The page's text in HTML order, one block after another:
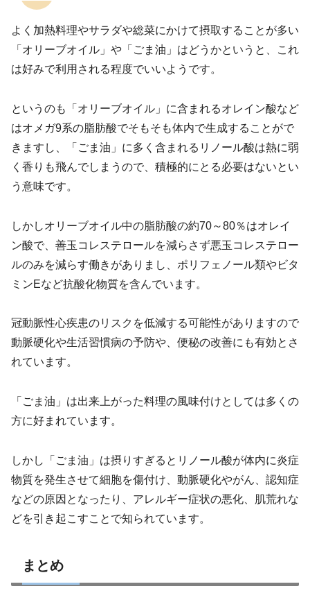
よく加熱料理やサラダや総菜にかけて摂取することが多い
「オリーブオイル」や「ごま油」はどうかというと、これ
は好みで利用される程度でいいようです。
というのも「オリーブオイル」に含まれるオレイン酸など
はオメガ9系の脂肪酸でそもそも体内で生成することがで
きますし、「ごま油」に多く含まれるリノール酸は熱に弱
く香りも飛んでしまうので、積極的にとる必要はないとい
う意味です。
しかしオリーブオイル中の脂肪酸の約70～80％はオレイ
ン酸で、善玉コレステロールを減らさず悪玉コレステロー
ルのみを減らす働きがありまし、ポリフェノール類やビタ
ミンEなど抗酸化物質を含んでいます。
冠動脈性心疾患のリスクを低減する可能性がありますので
動脈硬化や生活習慣病の予防や、便秘の改善にも有効とさ
れています。
「ごま油」は出来上がった料理の風味付けとしては多くの
方に好まれています。
しかし「ごま油」は摂りすぎるとリノール酸が体内に炎症
物質を発生させて細胞を傷付け、動脈硬化やがん、認知症
などの原因となったり、アレルギー症状の悪化、肌荒れな
どを引き起こすことで知られています。
まとめ